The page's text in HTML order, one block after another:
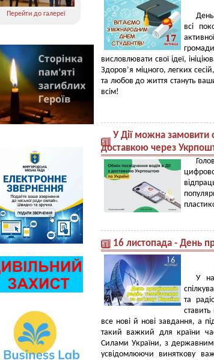
Перейти до галереї
всі
висловлювати свої ідеї,
Здоров’я міцного, легких
та любов до життя стануть
всім!
У Дії можна замовити
доставкою через
16 листопада - День
У
та
все нові й нові завдання, а
такий важкий для країни час
Силами України, з
усвідомлюючи виняткову